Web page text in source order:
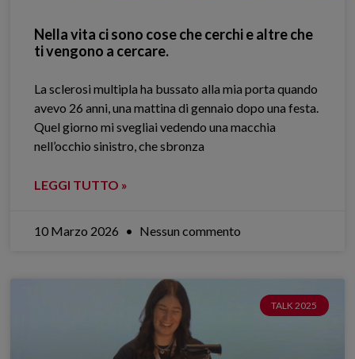
Nella vita ci sono cose che cerchi e altre che
ti vengono a cercare.
La sclerosi multipla ha bussato alla mia porta quando
avevo 26 anni, una mattina di gennaio dopo una festa.
Quel giorno mi svegliai vedendo una macchia
nell’occhio sinistro, che sbronza
LEGGI TUTTO »
10 Marzo 2026 Nessun commento
TALK 2025